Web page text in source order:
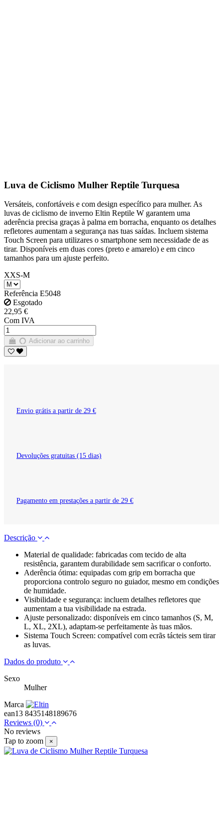
Luva de Ciclismo Mulher Reptile Turquesa
Versáteis, confortáveis e com design específico para mulher. As
luvas de ciclismo de inverno Eltin Reptile W garantem uma
aderência precisa graças à palma em borracha, enquanto os detalhes
refletores aumentam a segurança nas tuas saídas. Incluem sistema
Touch Screen para utilizares o smartphone sem necessidade de as
tirar. Disponíveis em duas cores (preto e amarelo) e em cinco
tamanhos para um ajuste perfeito.
XXS-M
Referência E5048
Esgotado
22,95 €
Com IVA
Adicionar ao carrinho
Envio grátis a partir de 29 €
Devoluções gratuitas (15 dias)
Pagamento em prestações a partir de 29 €
Descrição
Material de qualidade: fabricadas com tecido de alta
resistência, garantem durabilidade sem sacrificar o conforto.
Aderência ótima: equipadas com grip em borracha que
proporciona controlo seguro no guiador, mesmo em condições
de humidade.
Visibilidade e segurança: incluem detalhes refletores que
aumentam a tua visibilidade na estrada.
Ajuste personalizado: disponíveis em cinco tamanhos (S, M,
L, XL, 2XL), adaptam-se perfeitamente às tuas mãos.
Sistema Touch Screen: compatível com ecrãs tácteis sem tirar
as luvas.
Dados do produto
Sexo
Mulher
Marca
ean13 8435148189676
Reviews (0)
No reviews
Tap to zoom
×